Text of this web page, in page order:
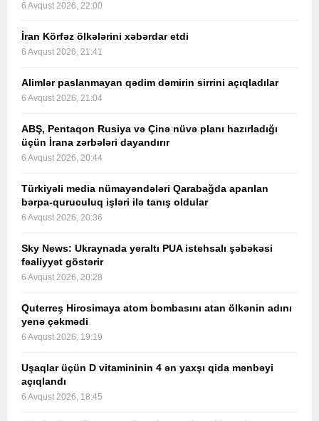
6 Avqust 2026, 22:00
İran Körfəz ölkələrini xəbərdar etdi
6 Avqust 2026, 21:41
Alimlər paslanmayan qədim dəmirin sirrini açıqladılar
6 Avqust 2026, 21:04
ABŞ, Pentaqon Rusiya və Çinə nüvə planı hazırladığı
üçün İrana zərbələri dayandırır
6 Avqust 2026, 20:44
Türkiyəli media nümayəndələri Qarabağda aparılan
bərpa-quruculuq işləri ilə tanış oldular
6 Avqust 2026, 20:36
Sky News: Ukraynada yeraltı PUA istehsalı şəbəkəsi
fəaliyyət göstərir
6 Avqust 2026, 20:28
Quterreş Hirosimaya atom bombasını atan ölkənin adını
yenə çəkmədi
6 Avqust 2026, 19:19
Uşaqlar üçün D vitamininin 4 ən yaxşı qida mənbəyi
açıqlandı
6 Avqust 2026, 18:45